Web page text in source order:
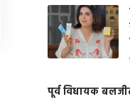
पूर्व विधायक